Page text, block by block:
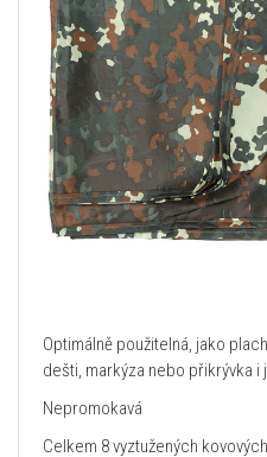
Optimálně použitelná, jako
dešti, markýza nebo přikrývka
Nepromokavá
Celkem 8 vyztužených